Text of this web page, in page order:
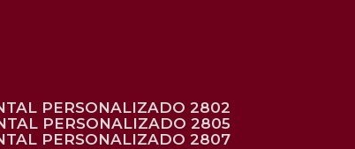
PERSONALIZADO 2802
PERSONALIZADO 2805
PERSONALIZADO 2807